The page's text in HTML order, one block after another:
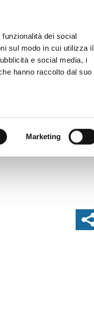
dei social
sul modo in cui utilizza il
e social media, i
hanno raccolto dal suo
Marketing
La